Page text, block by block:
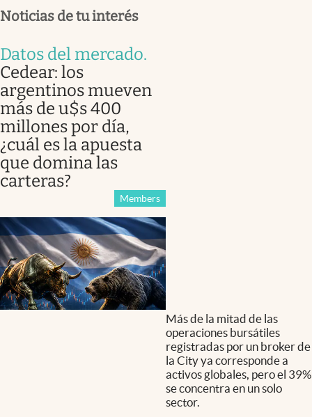
Noticias de tu interés
Datos del mercado.
Cedear: los
argentinos mueven
más de u$s 400
millones por día,
¿cuál es la apuesta
que domina las
carteras?
Members
Más de la mitad de las
operaciones bursátiles
registradas por un broker de
la City ya corresponde a
activos globales, pero el 39%
se concentra en un solo
sector.